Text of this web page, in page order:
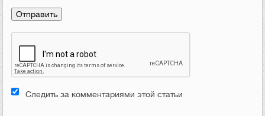
Следить за комментариями этой статьи